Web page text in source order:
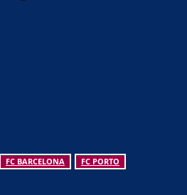
FC BARCELONA
FC PORTO